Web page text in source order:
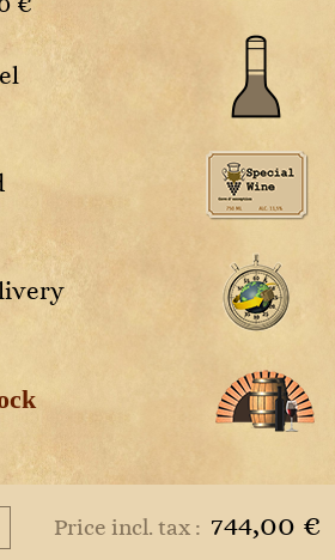
Price incl. tax : 744,00 €